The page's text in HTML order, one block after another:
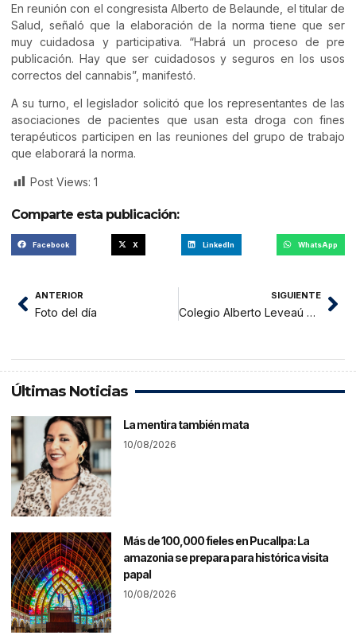
En reunión con el congresista Alberto de Belaunde, el titular de
Salud, señaló que la elaboración de la norma tiene que ser
muy cuidadosa y participativa. “Habrá un proceso de pre
publicación. Hay que ser cuidadosos y seguros en los usos
correctos del cannabis”, manifestó.
A su turno, el legislador solicitó que los representantes de las
asociaciones de pacientes que usan esta droga con fines
terapéuticos participen en las reuniones del grupo de trabajo
que elaborará la norma.
Post Views: 1
Comparte esta publicación:
Facebook X LinkedIn WhatsApp
ANTERIOR
Foto del día
SIGUIENTE
Colegio Alberto Leveaú García apertura nivel primaria
Últimas Noticias
La mentira también mata
10/08/2026
Más de 100,000 fieles en Pucallpa: La
amazonia se prepara para histórica visita
papal
10/08/2026